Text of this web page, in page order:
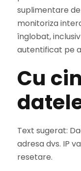
suplimentare
monitoriza
înglobat,
autentificat pe
Cu
Text sugerat:
adresa dvs. IP
resetare.